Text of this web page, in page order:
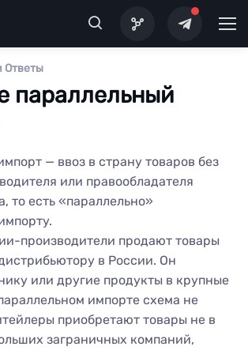
Ответы
параллельный
— ввоз в страну товаров без
или правообладателя
то есть «параллельно»
производители продают товары
в России. Он
или другие продукты в крупные
импорте схема не
приобретают товары не в
заграничных компаний,